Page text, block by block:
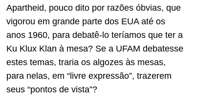
Apartheid, pouco dito por razões óbvias, que
vigorou em grande parte dos EUA até os
anos 1960, para debatê-lo teríamos que ter a
Ku Klux Klan à mesa? Se a UFAM debatesse
estes temas, traria os algozes às mesas,
para nelas, em “livre expressão”, trazerem
seus “pontos de vista”?